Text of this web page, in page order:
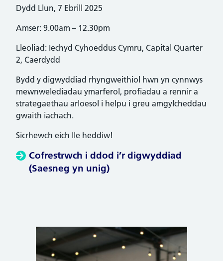
Dydd Llun, 7 Ebrill 2025
Amser: 9.00am – 12.30pm
Lleoliad: Iechyd Cyhoeddus Cymru, Capital Quarter
2, Caerdydd
Bydd y digwyddiad rhyngweithiol hwn yn cynnwys
mewnwelediadau ymarferol, profiadau a rennir a
strategaethau arloesol i helpu i greu amgylcheddau
gwaith iachach.
Sicrhewch eich lle heddiw!
Cofrestrwch i ddod i’r digwyddiad
(Saesneg yn unig)